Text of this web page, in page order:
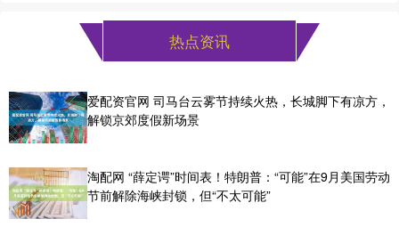
热点资讯
爱配资官网 司马台云雾节持续火热，长城脚下有凉方，
解锁京郊度假新场景
淘配网 “薛定谔”时间表！特朗普：“可能”在9月美国劳动
节前解除海峡封锁，但“不太可能”